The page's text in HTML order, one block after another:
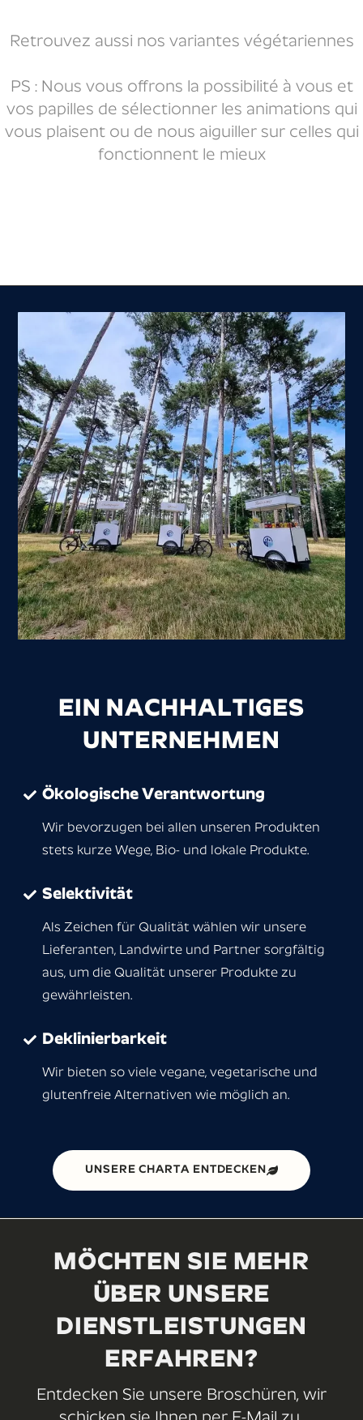
Retrouvez aussi nos variantes végétariennes
PS : Nous vous offrons la possibilité à vous et
vos papilles de sélectionner les animations qui
vous plaisent ou de nous aiguiller sur celles qui
fonctionnent le mieux
EIN NACHHALTIGES
UNTERNEHMEN
Ökologische Verantwortung
Wir bevorzugen bei allen unseren Produkten
stets kurze Wege, Bio- und lokale Produkte.
Selektivität
Als Zeichen für Qualität wählen wir unsere
Lieferanten, Landwirte und Partner sorgfältig
aus, um die Qualität unserer Produkte zu
gewährleisten.
Deklinierbarkeit
Wir bieten so viele vegane, vegetarische und
glutenfreie Alternativen wie möglich an.
UNSERE CHARTA ENTDECKEN
MÖCHTEN SIE MEHR
ÜBER UNSERE
DIENSTLEISTUNGEN
ERFAHREN?
Entdecken Sie unsere Broschüren, wir